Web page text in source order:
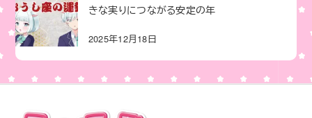
きな実りにつながる安定の年
2025年12月18日